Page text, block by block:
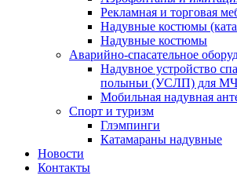
Рекламная и торговая
Надувные костюмы
Надувные костюмы
Аварийно-спасательное
Надувное устройство
полыньи (УСЛП) для
Мобильная надувная
Спорт и туризм
Глэмпинги
Катамараны надувные
Новости
Контакты